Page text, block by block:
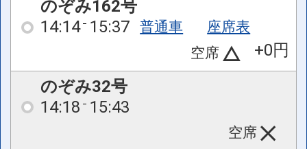
のぞみ162号
14:14 15:37 普通車
座席表
空席
+0円
のぞみ32号
14:18 15:43
空席